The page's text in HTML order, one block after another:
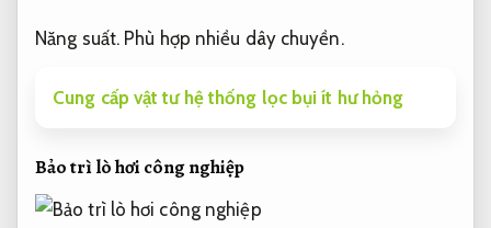
Năng suất. Phù hợp nhiều dây chuyền.
Cung cấp vật tư hệ thống lọc bụi ít hư hỏng
Bảo trì lò hơi công nghiệp